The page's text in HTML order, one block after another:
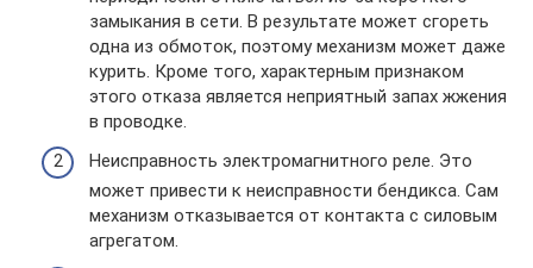
замыкания в сети. В результате может сгореть
одна из обмоток, поэтому механизм может даже
курить. Кроме того, характерным признаком
этого отказа является неприятный запах жжения
в проводке.
Неисправность электромагнитного реле. Это
может привести к неисправности бендикса. Сам
механизм отказывается от контакта с силовым
агрегатом.